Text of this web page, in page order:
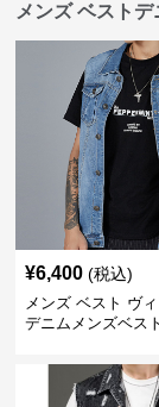
メンズ ベスト
¥6,400 (税込)
メンズ ベスト ヴ
デニムメンズベスト